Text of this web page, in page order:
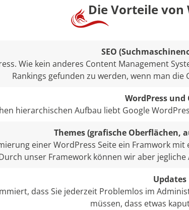
Die Vorteile von
SEO
Wie kein anderes Content Management
Rankings gefunden zu werden, wenn man die
WordPress und
hierarchischen Aufbau liebt Google
Themes (grafische Oberflächen,
einer WordPress Seite ein Framwork
unser Framework können wir aber
Updates
dass Sie jederzeit Problemlos im
müssen, dass etwas